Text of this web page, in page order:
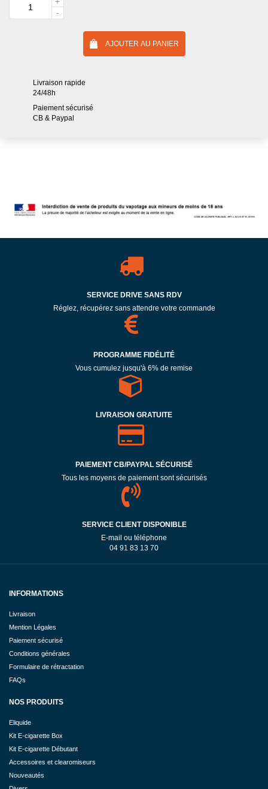
AJOUTER AU PANIER
Livraison rapide
24/48h
Paiement sécurisé
CB & Paypal
SERVICE DRIVE SANS RDV
Réglez, récupérez sans attendre votre commande
PROGRAMME FIDÉLITÉ
Vous cumulez jusqu'à 6% de remise
LIVRAISON GRATUITE
PAIEMENT CB/PAYPAL SÉCURISÉ
Tous les moyens de paiement sont sécurisés
SERVICE CLIENT DISPONIBLE
E-mail ou téléphone
04 91 83 13 70
INFORMATIONS
Livraison
Mention Légales
Paiement sécurisé
Conditions générales
Formulaire de rétractation
FAQs
NOS PRODUITS
Eliquide
Kit E-cigarette Box
Kit E-cigarette Débutant
Accessoires et clearomiseurs
Nouveautés